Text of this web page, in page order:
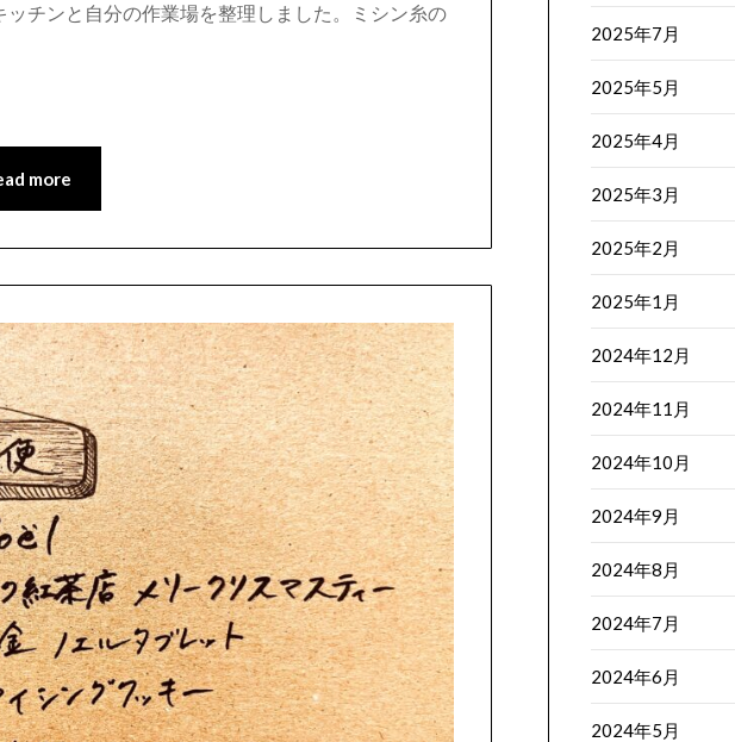
チンと自分の作業場を整理しました。ミシン糸の
more
2025年7月
2025年5月
2025年4月
2025年3月
2025年2月
2025年1月
2024年12月
2024年11月
2024年10月
2024年9月
2024年8月
2024年7月
2024年6月
2024年5月